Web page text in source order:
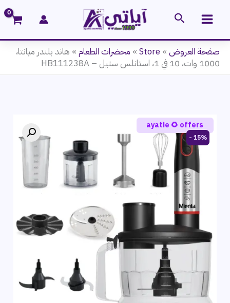
البحث
صفحة العروض »
Store
» محضرات الطعام » هاند بلندر ميانتا،
1000 وات، 10 في 1، استانلس ستيل – HB111238A
ayatie 🌻 offers
15% -